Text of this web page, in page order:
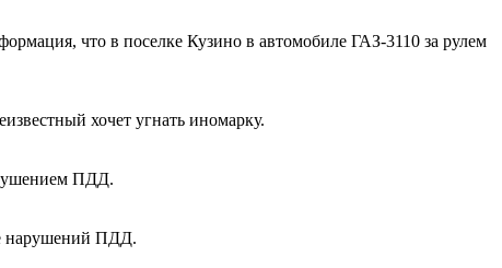
что в поселке Кузино в автомобиле ГАЗ-3110 за рулем
хочет угнать иномарку.
ПДД.
нарушений ПДД.